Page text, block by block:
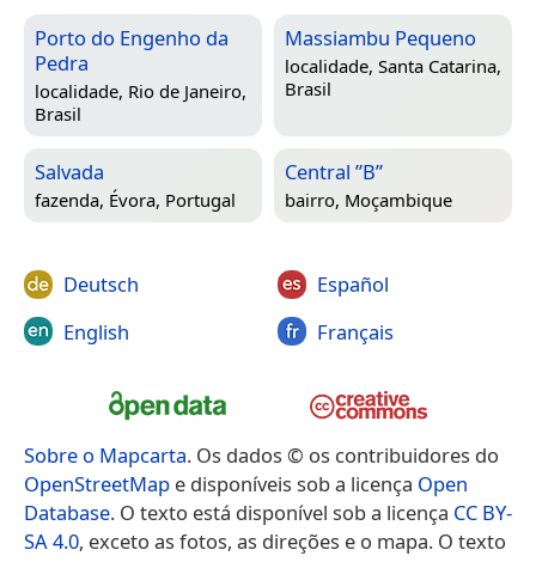
Porto do Engenho da
Pedra
localidade, Rio de Janeiro,
Brasil
Massiambu Pequeno
localidade, Santa Catarina,
Brasil
Salvada
fazenda, Évora, Portugal
Central ”B”
bairro, Moçambique
Deutsch
English
Español
Français
Sobre o Mapcarta. Os dados © os contribuidores do
OpenStreetMap e disponíveis sob a licença Open
Database. O texto está disponível sob a licença CC BY-
SA 4.0, exceto as fotos, as direções e o mapa. O texto